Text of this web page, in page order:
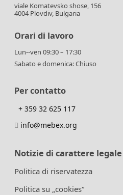
viale Komatevsko shose, 156
4004 Plovdiv, Bulgaria
Orari di lavoro
Lun--ven 09:30 – 17:30
Sabato e domenica: Chiuso
Per contatto
+ 359 32 625 117
info@mebex.org
Notizie di carattere legale
Politica di riservatezza
Politica su „cookies“